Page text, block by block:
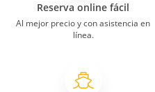
Reserva online fácil
Al mejor precio y con asistencia en
línea.